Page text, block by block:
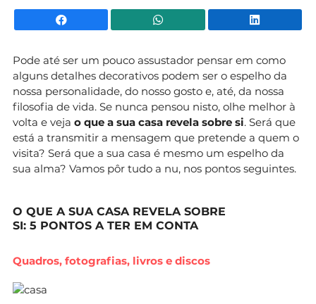
Facebook WhatsApp
Pode até ser um pouco assustador pensar em como
alguns detalhes decorativos podem ser o espelho da
nossa personalidade, do nosso gosto e, até, da nossa
filosofia de vida. Se nunca pensou nisto, olhe melhor à
volta e veja o que a sua casa revela sobre si. Será que
está a transmitir a mensagem que pretende a quem o
visita? Será que a sua casa é mesmo um espelho da
sua alma? Vamos pôr tudo a nu, nos pontos seguintes.
O QUE A SUA CASA REVELA SOBRE
SI: 5 PONTOS A TER EM CONTA
Quadros, fotografias, livros e discos